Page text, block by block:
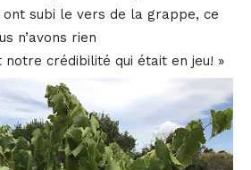
ont subi le vers de la grappe, ce
n’avons rien
notre crédibilité qui était en jeu! »